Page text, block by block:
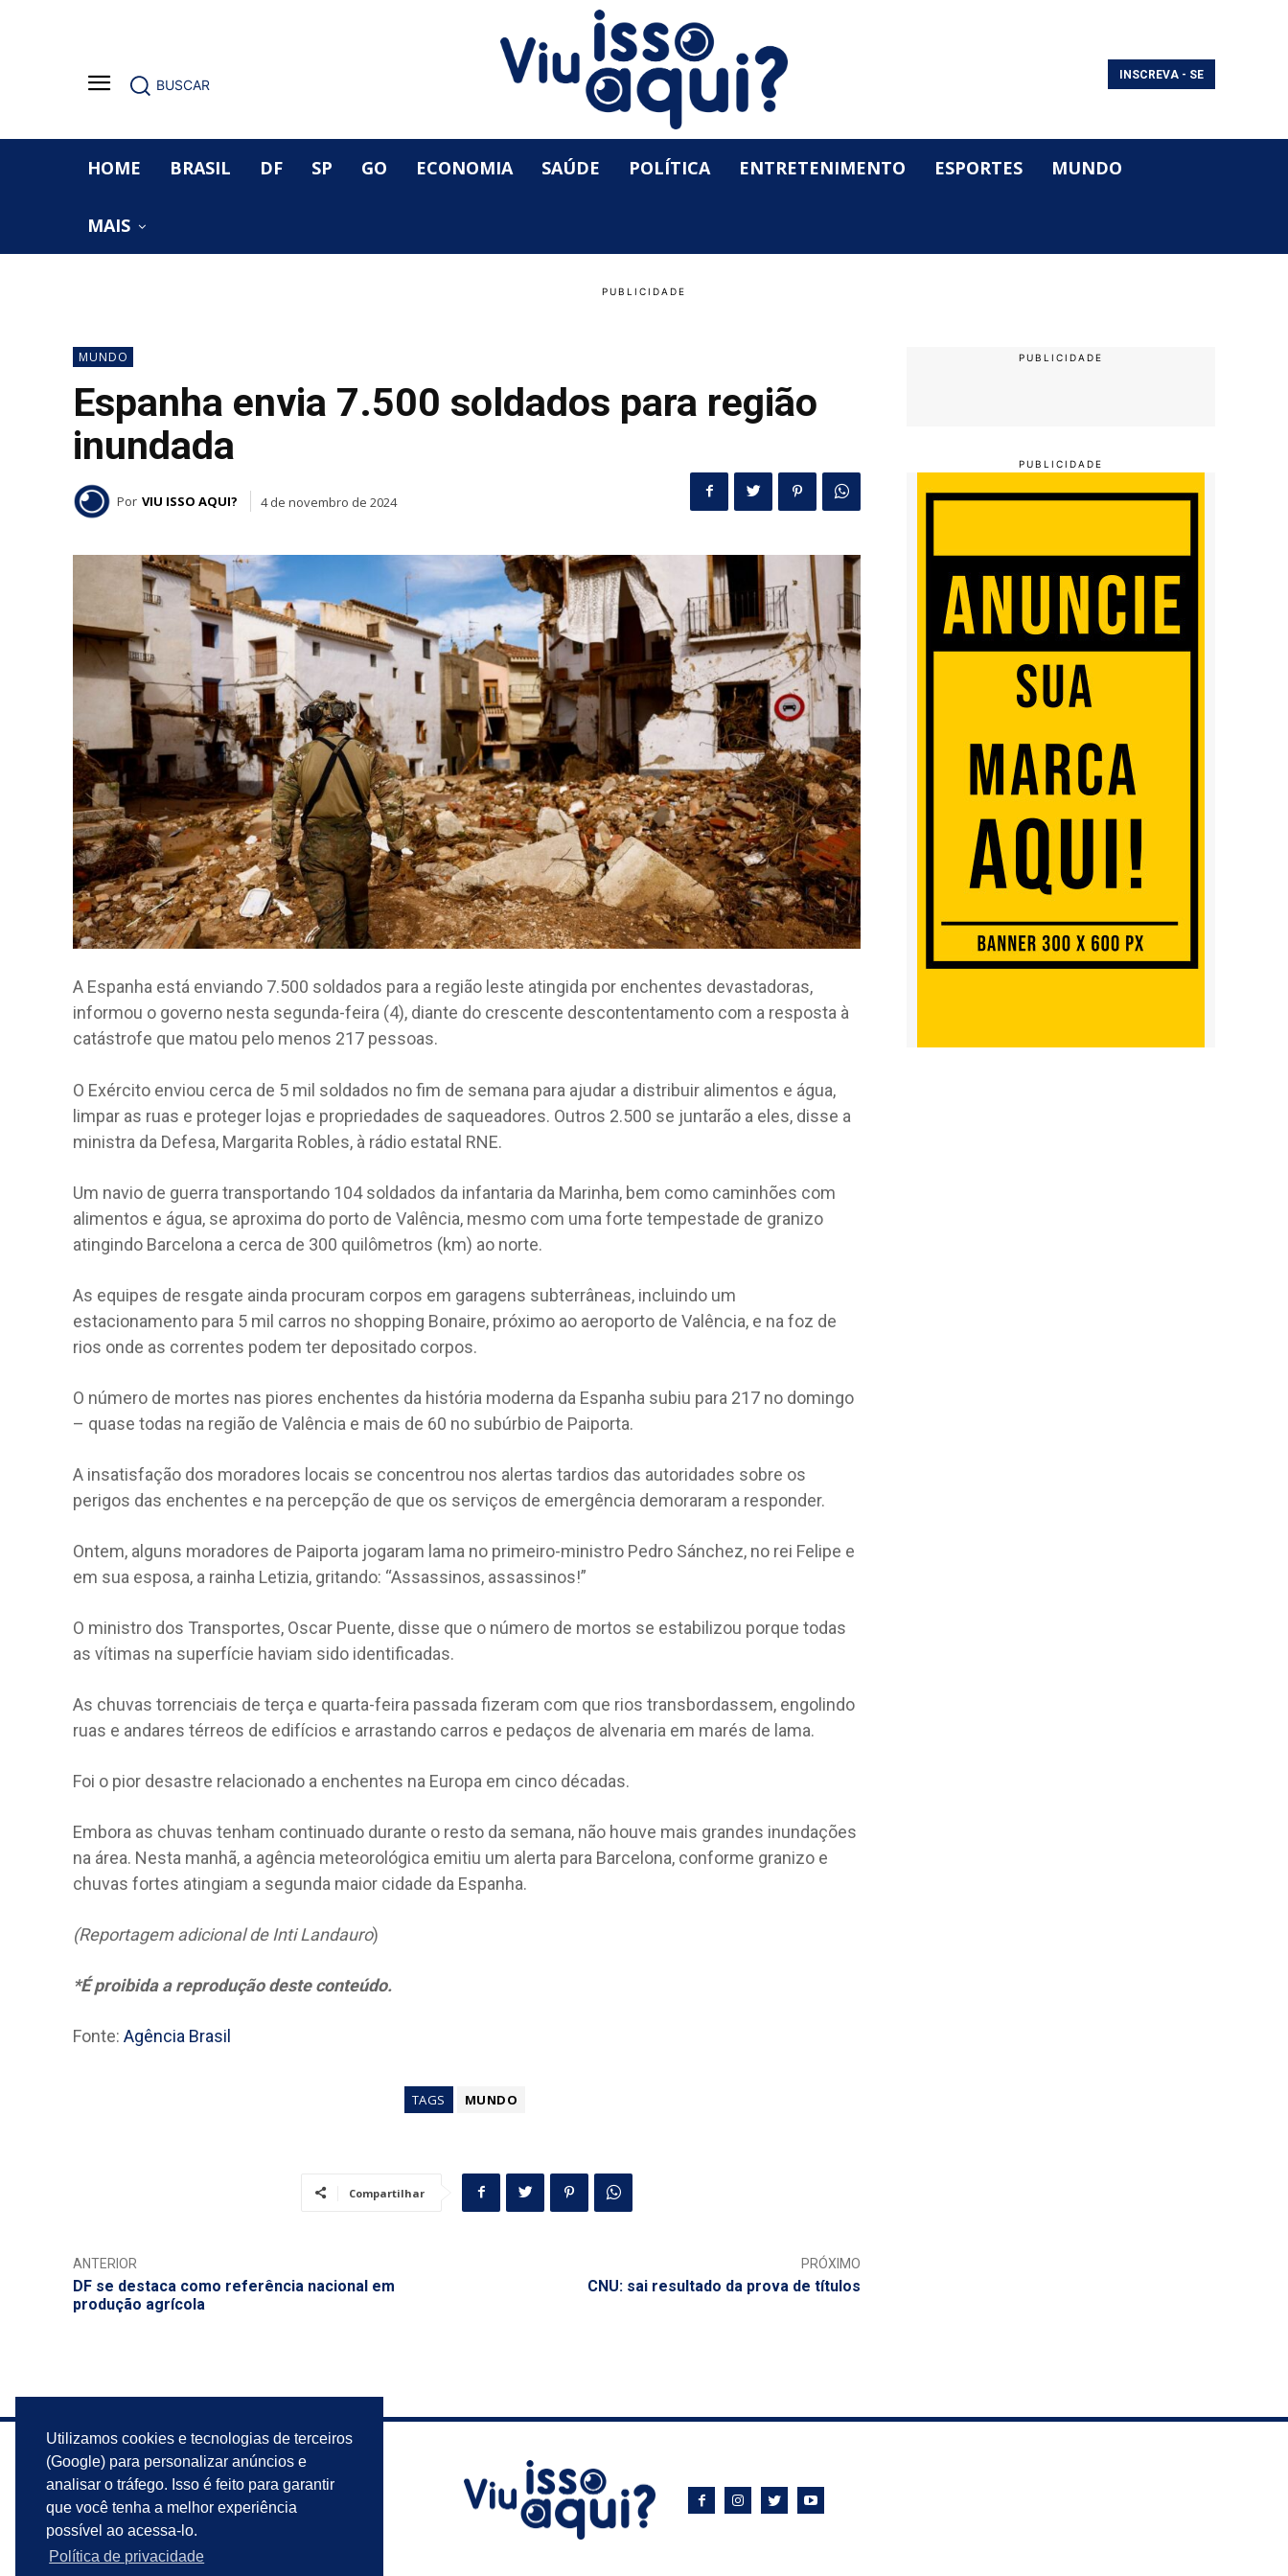
Utilizamos cookies e tecnologias de terceiros
(Google) para personalizar anúncios e
analisar o tráfego. Isso é feito para garantir
que você tenha a melhor experiência
possível ao acessa-lo.
Política de privacidade
BUSCAR
INSCREVA - SE
HOME BRASIL DF SP GO ECONOMIA SAÚDE POLÍTICA ENTRETENIMENTO ESPORTES MUNDO
MAIS
MUNDO
Espanha envia 7.500 soldados para região
inundada
Por VIU ISSO AQUI? 4 de novembro de 2024
A Espanha está enviando 7.500 soldados para a região leste atingida por enchentes devastadoras,
informou o governo nesta segunda-feira (4), diante do crescente descontentamento com a resposta à
catástrofe que matou pelo menos 217 pessoas.
O Exército enviou cerca de 5 mil soldados no fim de semana para ajudar a distribuir alimentos e água,
limpar as ruas e proteger lojas e propriedades de saqueadores. Outros 2.500 se juntarão a eles, disse a
ministra da Defesa, Margarita Robles, à rádio estatal RNE.
Um navio de guerra transportando 104 soldados da infantaria da Marinha, bem como caminhões com
alimentos e água, se aproxima do porto de Valência, mesmo com uma forte tempestade de granizo
atingindo Barcelona a cerca de 300 quilômetros (km) ao norte.
As equipes de resgate ainda procuram corpos em garagens subterrâneas, incluindo um
estacionamento para 5 mil carros no shopping Bonaire, próximo ao aeroporto de Valência, e na foz de
rios onde as correntes podem ter depositado corpos.
O número de mortes nas piores enchentes da história moderna da Espanha subiu para 217 no domingo
– quase todas na região de Valência e mais de 60 no subúrbio de Paiporta.
A insatisfação dos moradores locais se concentrou nos alertas tardios das autoridades sobre os
perigos das enchentes e na percepção de que os serviços de emergência demoraram a responder.
Ontem, alguns moradores de Paiporta jogaram lama no primeiro-ministro Pedro Sánchez, no rei Felipe e
em sua esposa, a rainha Letizia, gritando: “Assassinos, assassinos!”
O ministro dos Transportes, Oscar Puente, disse que o número de mortos se estabilizou porque todas
as vítimas na superfície haviam sido identificadas.
As chuvas torrenciais de terça e quarta-feira passada fizeram com que rios transbordassem, engolindo
ruas e andares térreos de edifícios e arrastando carros e pedaços de alvenaria em marés de lama.
Foi o pior desastre relacionado a enchentes na Europa em cinco décadas.
Embora as chuvas tenham continuado durante o resto da semana, não houve mais grandes inundações
na área. Nesta manhã, a agência meteorológica emitiu um alerta para Barcelona, conforme granizo e
chuvas fortes atingiam a segunda maior cidade da Espanha.
(Reportagem adicional de Inti Landauro)
*É proibida a reprodução deste conteúdo.
Fonte: Agência Brasil
TAGS MUNDO
Compartilhar
ANTERIOR
DF se destaca como referência nacional em
produção agrícola
PRÓXIMO
CNU: sai resultado da prova de títulos